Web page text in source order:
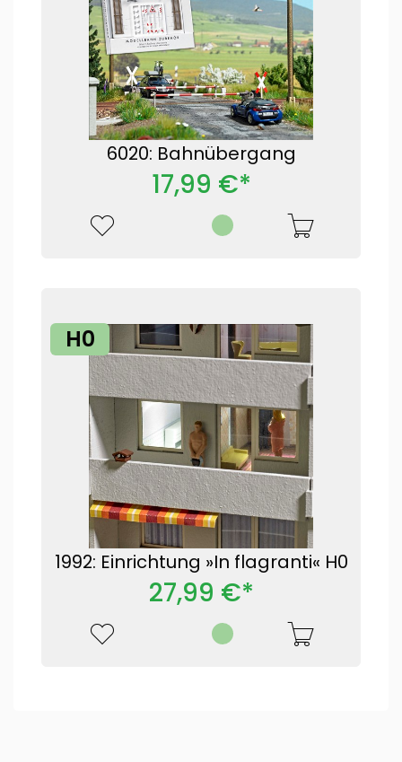
6020: Bahnübergang
17,99 €*
H0
1992: Einrichtung »In flagranti« H0
27,99 €*